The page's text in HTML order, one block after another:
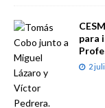
para
2